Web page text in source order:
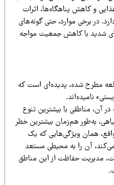
کاهش پناهگاه‌ها، اثرات
برخی موارد، حتی گونه‌های
با کاهش جمعیت مواجه
شده، پدیده‌ای است که
مناطقی با بیشترین تنوع
هم‌زمان بیشترین خطر
همان ویژگی‌هایی که یک
آن را به محیطی مستعد
حفاظت از این مناطق